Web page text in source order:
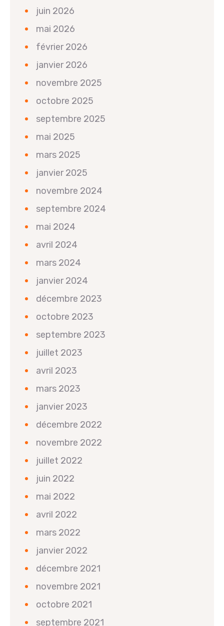
juin 2026
mai 2026
février 2026
janvier 2026
novembre 2025
octobre 2025
septembre 2025
mai 2025
mars 2025
janvier 2025
novembre 2024
septembre 2024
mai 2024
avril 2024
mars 2024
janvier 2024
décembre 2023
octobre 2023
septembre 2023
juillet 2023
avril 2023
mars 2023
janvier 2023
décembre 2022
novembre 2022
juillet 2022
juin 2022
mai 2022
avril 2022
mars 2022
janvier 2022
décembre 2021
novembre 2021
octobre 2021
septembre 2021